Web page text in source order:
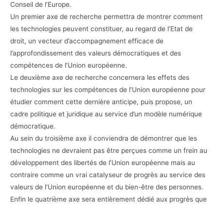
Conseil de l’Europe.
Un premier axe de recherche permettra de montrer comment
les technologies peuvent constituer, au regard de l’Etat de
droit, un vecteur d’accompagnement efficace de
l’approfondissement des valeurs démocratiques et des
compétences de l’Union européenne.
Le deuxième axe de recherche concernera les effets des
technologies sur les compétences de l’Union européenne pour
étudier comment cette dernière anticipe, puis propose, un
cadre politique et juridique au service d’un modèle numérique
démocratique.
Au sein du troisième axe il conviendra de démontrer que les
technologies ne devraient pas être perçues comme un frein au
développement des libertés de l’Union européenne mais au
contraire comme un vrai catalyseur de progrès au service des
valeurs de l’Union européenne et du bien-être des personnes.
Enfin le quatrième axe sera entièrement dédié aux progrès que